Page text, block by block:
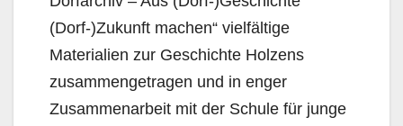
(Dorf-)Zukunft machen“ vielfältige
Materialien zur Geschichte Holzens
zusammengetragen und in enger
Zusammenarbeit mit der Schule für junge